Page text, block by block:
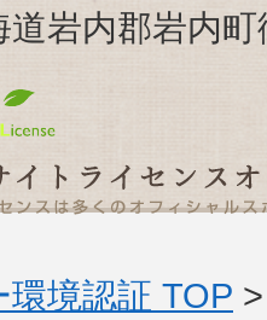
道岩内郡岩内
境認証 TOP